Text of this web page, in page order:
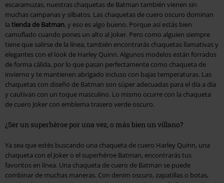
escaramuzas, nuestras chaquetas de Batman también vienen sin
muchas campanas y silbatos. Las chaquetas de cuero oscuro dominan
la tienda de Batman, y eso es algo bueno. Porque así estás bien
camuflado cuando pones un alto al Joker. Pero como alguien siempre
tiene que salirse de la línea, también encontrarás chaquetas llamativas y
elegantes con el look de Harley Quinn. Algunos modelos están forrados
de forma cálida, por lo que pasan perfectamente como chaqueta de
invierno y te mantienen abrigado incluso con bajas temperaturas. Las
chaquetas con diseño de Batman son súper adecuadas para el día a día
y cautivan con un toque masculino. Lo mismo ocurre con la chaqueta
de cuero Joker con emblema trasero verde oscuro.
¿Ser un superhéroe por una vez, o más bien un villano?
Ya sea que estés buscando una chaqueta de cuero Harley Quinn, una
chaqueta con el Joker o el superhéroe Batman, encontrarás tus
favoritos en línea. Una chaqueta de cuero de Batman se puede
combinar de muchas maneras. Con denim oscuro, zapatillas o botas,